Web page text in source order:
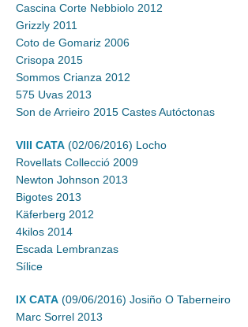
Cascina Corte Nebbiolo 2012
Grizzly 2011
Coto de Gomariz 2006
Crisopa 2015
Sommos Crianza 2012
575 Uvas 2013
Son de Arrieiro 2015 Castes Autóctonas
VIII CATA (02/06/2016) Locho
Rovellats Collecció 2009
Newton Johnson 2013
Bigotes 2013
Käferberg 2012
4kilos 2014
Escada Lembranzas
Sílice
IX CATA (09/06/2016) Josiño O Taberneiro
Marc Sorrel 2013